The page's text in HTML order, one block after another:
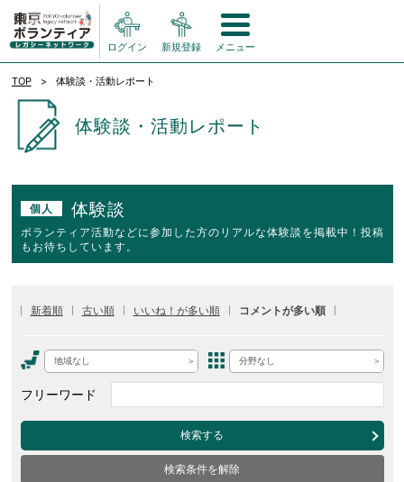
ログイン 新規登録 メニュー
TOP 体験談・活動レポート
体験談・活動レポート
個人 体験談
ボランティア活動などに参加した方のリアルな体験談を掲載中！投稿
もお待ちしています。
新着順 古い順 いいね！が多い順 コメントが多い順
地域なし 分野なし
フリーワード
検索する
検索条件を解除